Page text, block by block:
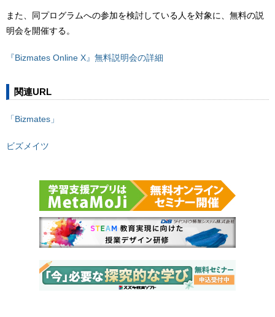
また、同プログラムへの参加を検討している人を対象に、無料の説
明会を開催する。
『Bizmates Online X』無料説明会の詳細
関連URL
「Bizmates」
ビズメイツ